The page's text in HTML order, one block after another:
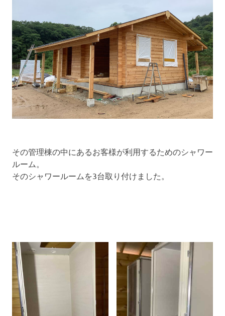
その管理棟の中にあるお客様が利用するためのシャワー
ルーム。
そのシャワールームを3台取り付けました。